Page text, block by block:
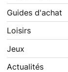
Guides d'achat
Loisirs
Jeux
Actualités